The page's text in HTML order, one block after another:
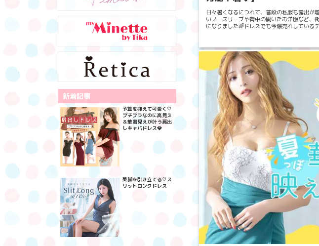
日々暑くなるにつれて、普段の私服も露出が
いノースリーブや背中の開いたお洋服など、
になりました🌈ドレスでも今爆売れしている
新着記事
予算を抑えて可愛く♡
プチプラなのに高見え
＆華奢見えが叶う肩出
しキャバドレス💎
美脚を引き立てる♡ス
リットロングドレス